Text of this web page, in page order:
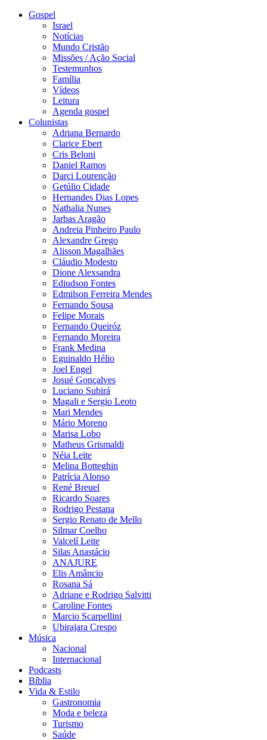
Gospel
Israel
Notícias
Mundo Cristão
Missões / Ação Social
Testemunhos
Família
Vídeos
Leitura
Agenda gospel
Colunistas
Adriana Bernardo
Clarice Ebert
Cris Beloni
Daniel Ramos
Darci Lourenção
Getúlio Cidade
Hernandes Dias Lopes
Nathalia Nunes
Jarbas Aragão
Andreia Pinheiro Paulo
Alexandre Grego
Alisson Magalhães
Cláudio Modesto
Dione Alexsandra
Ediudson Fontes
Edmilson Ferreira Mendes
Fernando Sousa
Felipe Morais
Fernando Queiróz
Fernando Moreira
Frank Medina
Eguinaldo Hélio
Joel Engel
Josué Gonçalves
Luciano Subirá
Magali e Sergio Leoto
Mari Mendes
Mário Moreno
Marisa Lobo
Matheus Grismaldi
Néia Leite
Melina Botteghin
Patrícia Alonso
René Breuel
Ricardo Soares
Rodrigo Pestana
Sergio Renato de Mello
Silmar Coelho
Valcelí Leite
Silas Anastácio
ANAJURE
Elis Amâncio
Rosana Sá
Adriane e Rodrigo Salvitti
Caroline Fontes
Marcio Scarpellini
Ubirajara Crespo
Música
Nacional
Internacional
Podcasts
Bíblia
Vida & Estilo
Gastronomia
Moda e beleza
Turismo
Saúde